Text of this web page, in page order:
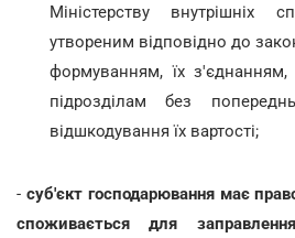
Міністерству внутрішніх
утвореним відповідно до
формуванням, їх з'єднанням,
підрозділам без
відшкодування їх вартості;
- суб'єкт господарювання має
споживається для заправлення